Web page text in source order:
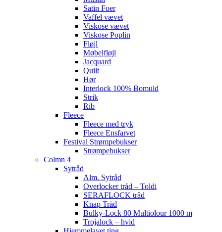
Satin Foer
Vaffel vævet
Viskose vævet
Viskose Poplin
Fløjl
Møbelfløjl
Jacquard
Quilt
Hør
Interlock 100% Bomuld
Strik
Rib
Fleece
Fleece med tryk
Fleece Ensfarvet
Festival Strømpebukser
Strømpebukser
Colmn 4
Sytråd
Alm. Sytråd
Overlocker tråd – Toldi
SERAFLOCK tråd
Knap Tråd
Bulky-Lock 80 Multiolour 1000 m
Trojalock – hvid